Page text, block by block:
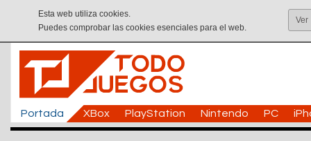
Esta web utiliza cookies.
Puedes comprobar las cookies esenciales para el web.
Ver
Portada XBox PlayStation Nintendo PC